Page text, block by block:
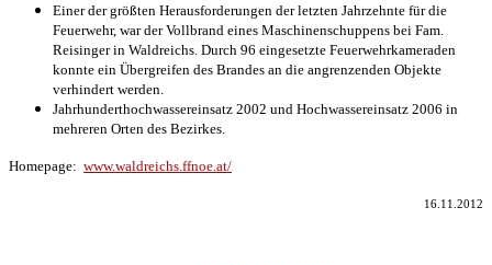
Einer der größten Herausforderungen der letzten Jahrzehnte für die
Feuerwehr, war der Vollbrand eines Maschinenschuppens bei Fam.
Reisinger in Waldreichs. Durch 96 eingesetzte Feuerwehrkameraden
konnte ein Übergreifen des Brandes an die angrenzenden Objekte
verhindert werden.
Jahrhunderthochwassereinsatz 2002 und Hochwassereinsatz 2006 in
mehreren Orten des Bezirkes.
Homepage: www.waldreichs.ffnoe.at/
16.11.2012